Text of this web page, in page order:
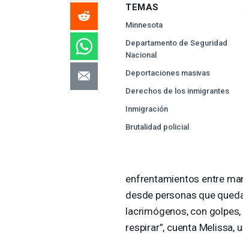
TEMAS
Minnesota
Departamento de Seguridad
Nacional
Deportaciones masivas
Derechos de los inmigrantes
Inmigración
Brutalidad policial
enfrentamientos entre
desde personas que
lacrimógenos, con
respirar”, cuenta Melissa,